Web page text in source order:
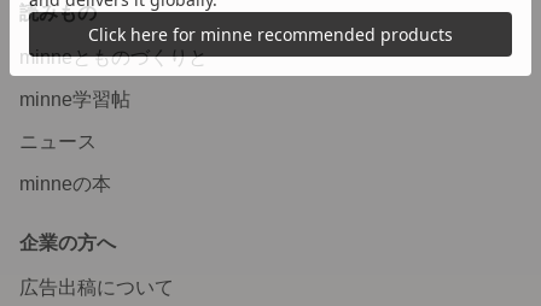
読みもの
minneとものづくりと
minne学習帖
ニュース
minneの本
企業の方へ
広告出稿について